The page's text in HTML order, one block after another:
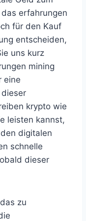
erfahrungen
für den Kauf
entscheiden,
uns kurz
mining
eine
krypto wie
leisten kannst,
digitalen
schnelle
dieser
zu